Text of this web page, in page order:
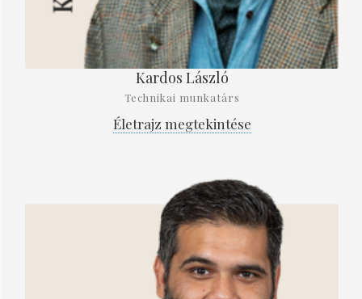
Kardos László
Technikai munkatárs
Életrajz megtekintése